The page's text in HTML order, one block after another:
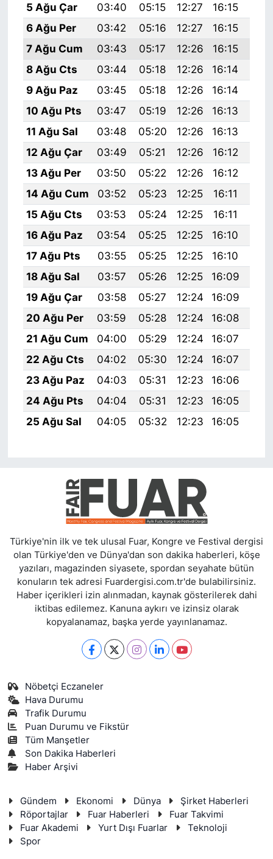
5 Ağu Çar
03:40 05:15 12:27 16:15
6 Ağu Per
03:42 05:16 12:27 16:15
7 Ağu Cum
03:43 05:17 12:26 16:15
8 Ağu Cts
03:44 05:18 12:26 16:14
9 Ağu Paz
03:45 05:18 12:26 16:14
10 Ağu Pts
03:47 05:19 12:26 16:13
11 Ağu Sal
03:48 05:20 12:26 16:13
12 Ağu Çar
03:49 05:21 12:26 16:12
13 Ağu Per
03:50 05:22 12:26 16:12
14 Ağu Cum
03:52 05:23 12:25 16:11
15 Ağu Cts
03:53 05:24 12:25 16:11
16 Ağu Paz
03:54 05:25 12:25 16:10
17 Ağu Pts
03:55 05:25 12:25 16:10
18 Ağu Sal
03:57 05:26 12:25 16:09
19 Ağu Çar
03:58 05:27 12:24 16:09
20 Ağu Per
03:59 05:28 12:24 16:08
21 Ağu Cum
04:00 05:29 12:24 16:07
22 Ağu Cts
04:02 05:30 12:24 16:07
23 Ağu Paz
04:03 05:31 12:23 16:06
24 Ağu Pts
04:04 05:31 12:23 16:05
25 Ağu Sal
04:05 05:32 12:23 16:05
Türkiye'nin ilk ve tek ulusal Fuar, Kongre ve Festival dergisi
olan Türkiye'den ve Dünya'dan son dakika haberleri, köşe
yazıları, magazinden siyasete, spordan seyahate bütün
konuların tek adresi Fuardergisi.com.tr'de bulabilirsiniz.
Haber içerikleri izin alınmadan, kaynak gösterilerek dahi
iktibas edilemez. Kanuna aykırı ve izinsiz olarak
kopyalanamaz, başka yerde yayınlanamaz.
Nöbetçi Eczaneler
Hava Durumu
Trafik Durumu
Puan Durumu ve Fikstür
Tüm Manşetler
Son Dakika Haberleri
Haber Arşivi
Gündem Ekonomi Dünya
Şirket Haberleri
Röportajlar
Fuar Haberleri
Fuar Takvimi
Fuar Akademi
Yurt Dışı Fuarlar
Teknoloji
Spor